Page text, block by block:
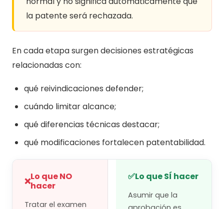
la patente será rechazada.
En cada etapa surgen decisiones estratégicas
relacionadas con:
qué reivindicaciones defender;
cuándo limitar alcance;
qué diferencias técnicas destacar;
qué modificaciones fortalecen patentabilidad.
❌Lo que NO
hacer
Tratar el examen
✅Lo que SÍ hacer
Asumir que la